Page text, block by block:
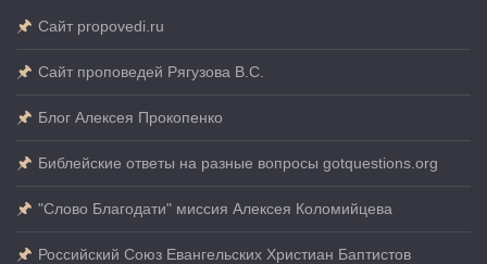
Сайт propovedi.ru
Сайт проповедей Рягузова В.С.
Блог Алексея Прокопенко
Библейские ответы на разные вопросы gotquestions.org
"Слово Благодати" миссия Алексея Коломийцева
Российский Союз Евангельских Христиан Баптистов